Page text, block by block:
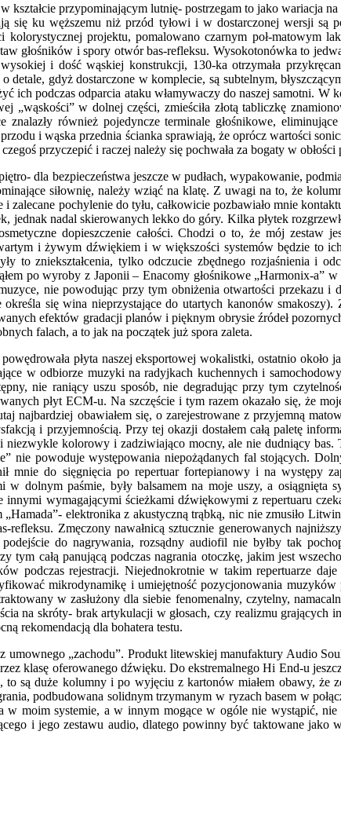
przypominającym lutnię- postrzegam to jako wariacja
się ku węższemu niż przód tyłowi i w dostarczonej wersji są
projektu, pomalowano czarnym poł-matowym
głośników i spory otwór bas-refleksu. Wysokotonówka to
i dość wąskiej konstrukcji, 130-ka otrzymała
detale, gdyż dostarczone w komplecie, są subtelnym,
ich podczas odparcia ataku włamywaczy do naszej samotni. W
w dolnej części, zmieściła złotą tabliczkę
również pojedyncze terminale głośnikowe,
i wąska przednia ścianka sprawiają, że oprócz wartości
przyczepić i raczej należy się pochwała za bogaty w
dla bezpieczeństwa jeszcze w pudłach, wypakowanie,
siłownię, należy wziąć na klatę. Z uwagi na to, że
pochylenie do tyłu, całkowicie pozbawiało mnie
jednak nadal skierowanych lekko do góry. Kilka płytek
dopieszczenie całości. Chodzi o to, że mój zestaw
i żywym dźwiękiem i w większości systemów będzie to
to zniekształcenia, tylko odczucie zbędnego rozjaśnienia i
po wyroby z Japonii – Enacomy głośnikowe „Harmonix-a”
nie powodując przy tym obniżenia otwartości przekazu i
się wina nieprzystające do utartych kanonów
efektów gradacji planów i pięknym obrysie źródeł
falach, a to jak na początek już spora zaleta.
płyta naszej eksportowej wokalistki, ostatnio
w odbiorze muzyki na radyjkach kuchennych i
nie raniący uszu sposób, nie degradując przy tym
płyt ECM-u. Na szczęście i tym razem okazało się, że
obawiałem się, o zarejestrowane z przyjemną
i przyjemnością. Przy tej okazji dostałem całą paletę
kolorowy i zadziwiająco mocny, ale nie dudniący
nie powoduje występowania niepożądanych fal stojących.
mnie do sięgnięcia po repertuar fortepianowy i na występy
paśmie, były balsamem na moje uszy, a osiągnięta
wymagającymi ścieżkami dźwiękowymi z repertuaru
elektronika z akustyczną trąbką, nic nie zmusiło
refleksu. Zmęczony nawałnicą sztucznie generowanych
do nagrywania, rozsądny audiofil nie byłby tak
całą panującą podczas nagrania otoczkę, jakim jest
podczas rejestracji. Niejednokrotnie w takim repertuarze daje
mikrodynamikę i umiejętność pozycjonowania
w zasłużony dla siebie fenomenalny, czytelny,
na skróty- brak artykulacji w głosach, czy realizmu grających
rekomendacją dla bohatera testu.
„zachodu”. Produkt litewskiej manufaktury Audio
klasę oferowanego dźwięku. Do ekstremalnego Hi End-u
są duże kolumny i po wyjęciu z kartonów miałem obawy, że
podbudowana solidnym trzymanym w ryzach basem w
moim systemie, a w innym mogące w ogóle nie wystąpić,
i jego zestawu audio, dlatego powinny być taktowane jako